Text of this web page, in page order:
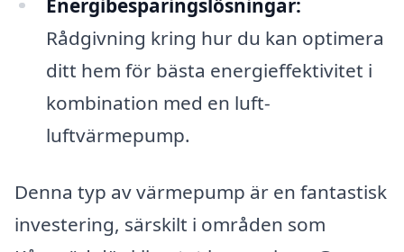
Rådgivning kring hur du kan optimera
ditt hem för bästa energieffektivitet i
kombination med en luft-
luftvärmepump.
Denna typ av värmepump är en fantastisk
investering, särskilt i områden som